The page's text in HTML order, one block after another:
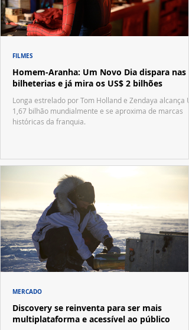
Homem-Aranha: Um Novo Dia dispara nas
bilheterias e já mira os US$ 2 bilhões
Longa estrelado por Tom Holland e Zendaya alcança
1,67 bilhão mundialmente e se aproxima de marcas
históricas da franquia.
FILMES
Discovery se reinventa para ser mais
multiplataforma e acessível ao público
MERCADO